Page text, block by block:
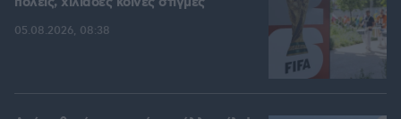
05.08.2026, 08:38